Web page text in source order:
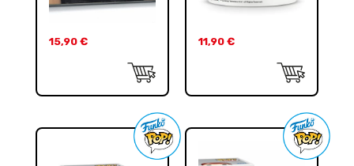
15,90 € 11,90 €